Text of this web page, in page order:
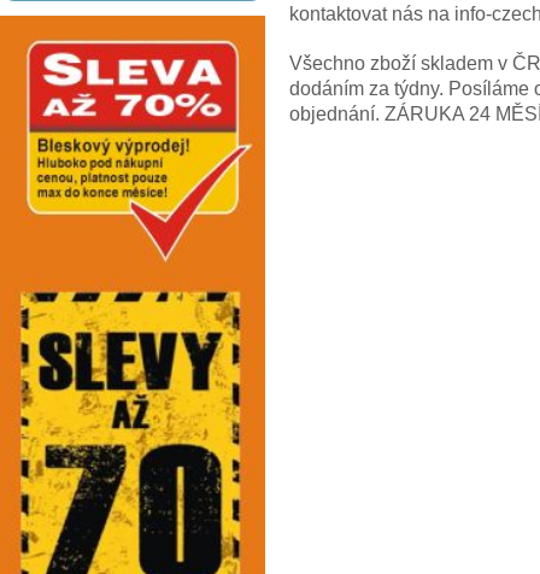
kontaktovat nás na info-
Všechno zboží skladem v
dodáním za týdny. Posíláme
objednání. ZÁRUKA 24